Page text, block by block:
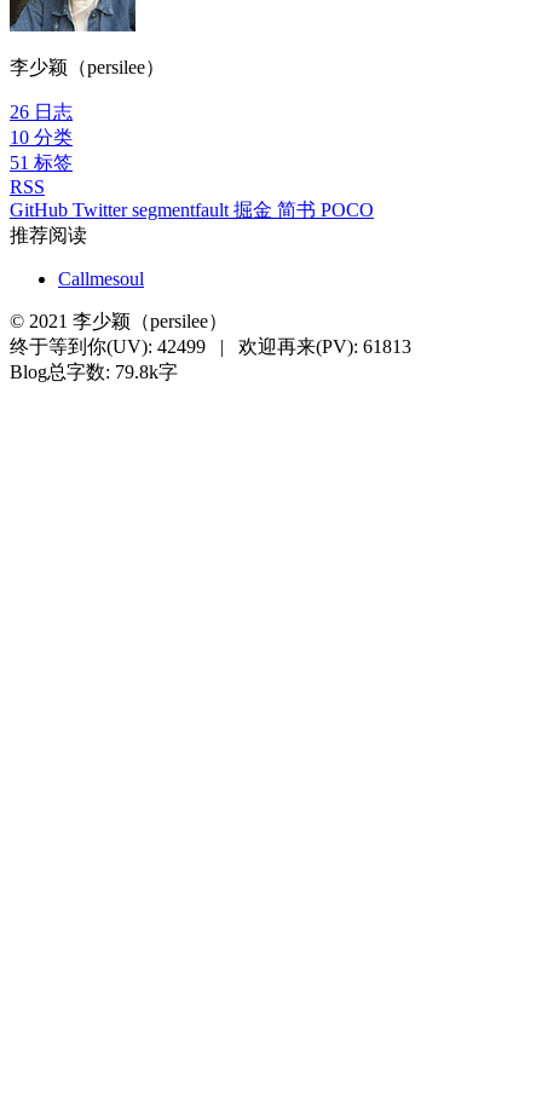
李少颖（persilee）
26 日志
10 分类
51 标签
RSS
GitHub Twittersegmentfault 掘金 简书 POCO
推荐阅读
Callmesoul
© 2021 李少颖（persilee）
终于等到你(UV): 42499 | 欢迎再来(PV): 61813
Blog总字数: 79.8k字